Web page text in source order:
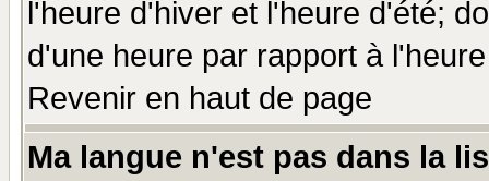
l'heure d'hiver et l'heure d'été;
d'une heure par rapport à
Revenir en haut de page
Ma langue n'est pas dans la